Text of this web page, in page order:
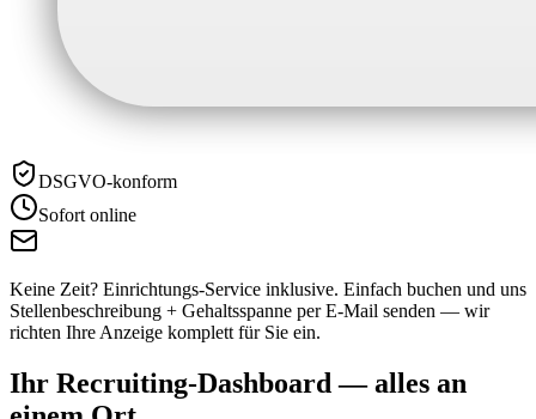
DSGVO-konform
Sofort online
Keine Zeit? Einrichtungs-Service inklusive. Einfach buchen und uns
Stellenbeschreibung + Gehaltsspanne per E-Mail senden — wir
richten Ihre Anzeige komplett für Sie ein.
Ihr Recruiting-Dashboard — alles an